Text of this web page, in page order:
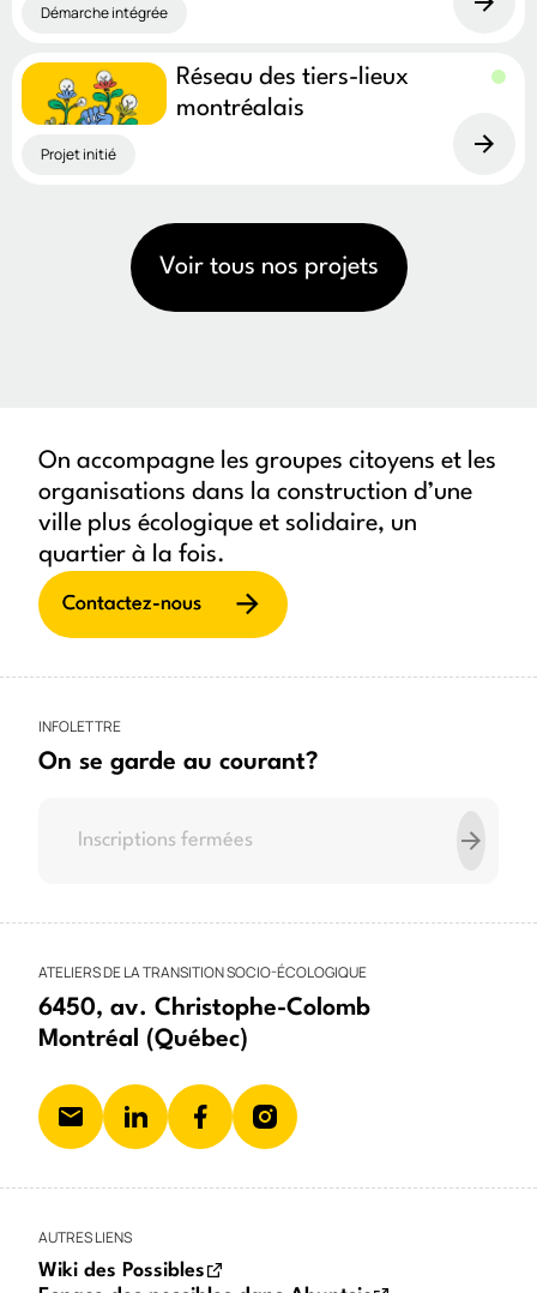
Démarche intégrée
Réseau des tiers-lieux
montréalais
Projet initié
Voir tous nos projets
On accompagne les groupes citoyens et les
organisations dans la construction d’une
ville plus écologique et solidaire, un
quartier à la fois.
Contactez-nous
INFOLETTRE
On se garde au courant?
ATELIERS DE LA TRANSITION SOCIO-ÉCOLOGIQUE
6450, av. Christophe-Colomb
Montréal (Québec)
AUTRES LIENS
Wiki des Possibles